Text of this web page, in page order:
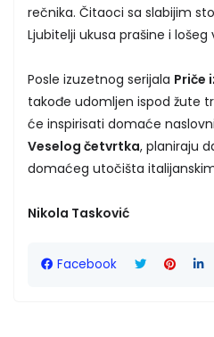
rečnika. Čitaoci sa slabijim
Ljubitelji ukusa prašine i lošeg
Posle izuzetnog serijala Priče
takođe udomljen ispod žute
će inspirisati domaće
Veselog četvrtka, planiraju
domaćeg utočišta
Nikola Tasković
Facebook